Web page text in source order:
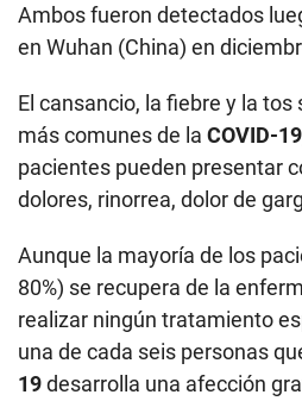
Ambos fueron detectados
en Wuhan (China) en
El cansancio, la fiebre y la
más comunes de la COVID-19
pacientes pueden presentar
dolores, rinorrea, dolor de
Aunque la mayoría de los
80%) se recupera de la
realizar ningún tratamiento
una de cada seis personas
19desarrolla una afección